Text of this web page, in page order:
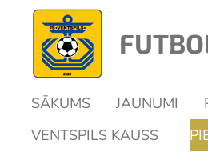
main
content
SĀKUMS JAUNUMI
VENTSPILS KAUSS